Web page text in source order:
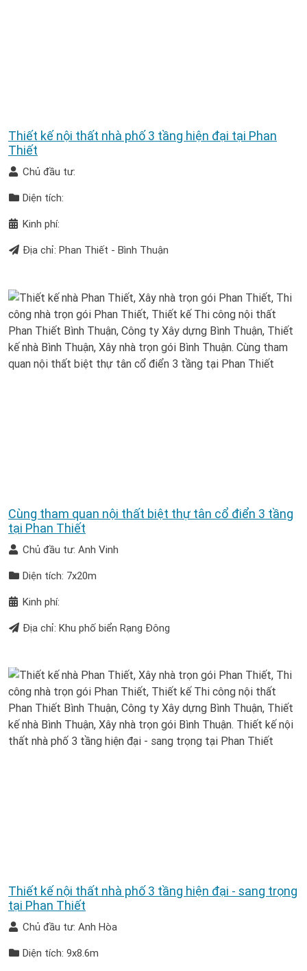
Thiết kế nội thất nhà phố 3 tầng hiện đại tại Phan
Thiết
Chủ đầu tư:
Diện tích:
Kinh phí:
Địa chỉ: Phan Thiết - Bình Thuận
Cùng tham quan nội thất biệt thự tân cổ điển 3 tầng
tại Phan Thiết
Chủ đầu tư: Anh Vinh
Diện tích: 7x20m
Kinh phí:
Địa chỉ: Khu phố biển Rạng Đông
Thiết kế nội thất nhà phố 3 tầng hiện đại - sang trọng
tại Phan Thiết
Chủ đầu tư: Anh Hòa
Diện tích: 9x8.6m